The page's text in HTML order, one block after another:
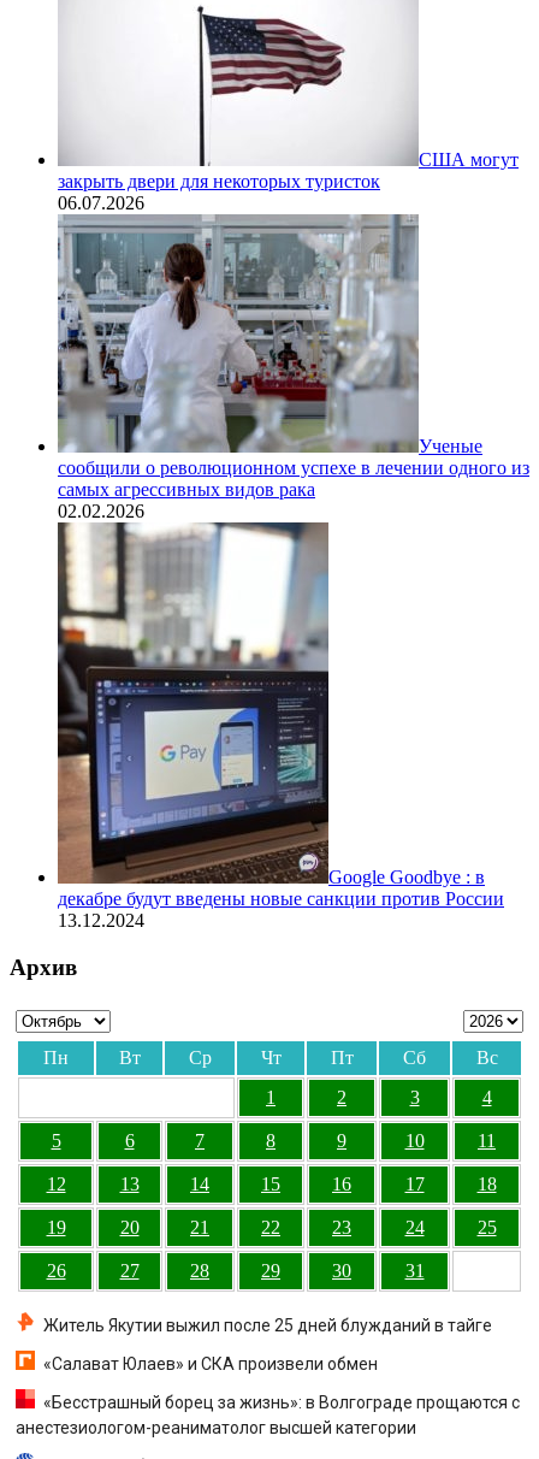
США могут
закрыть двери для некоторых туристок
06.07.2026
Ученые
сообщили о революционном успехе в лечении одного из
самых агрессивных видов рака
02.02.2026
Google Goodbye : в
декабре будут введены новые санкции против России
13.12.2024
Архив
Пн Вт Ср Чт Пт Сб
Вс
1
2 3 4
5 6 7 8 9 10 11
12 13 14 15 16 17 18
19 20 21 22 23 24 25
26 27 28 29 30 31
Житель Якутии выжил после 25 дней блужданий в тайге
«Салават Юлаев» и СКА произвели обмен
«Бесстрашный борец за жизнь»: в Волгограде прощаются с
анестезиологом-реаниматолог высшей категории